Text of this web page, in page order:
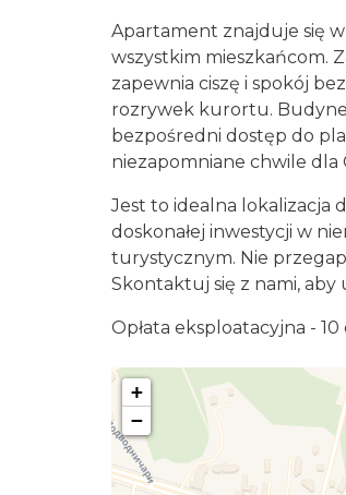
Apartament znajduje się
wszystkim mieszkańcom.
zapewnia ciszę i spokój
rozrywek kurortu.
bezpośredni dostęp do
niezapomniane chwile dla
Jest to idealna
doskonałej inwestycji w
turystycznym. Nie
Skontaktuj się z nami, aby
Opłata eksploatacyjna -
+
−